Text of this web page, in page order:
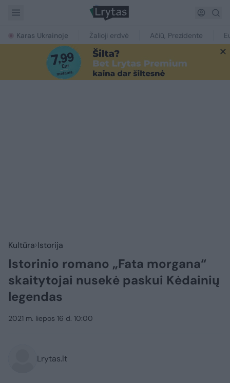
Karas Ukrainoje Žalioji erdvė Ačiū, Prezidente
Kultūra Istorija
Istorinio romano „Fata morgana“
skaitytojai nusekė paskui Kėdainių
legendas
2021 m. liepos 16 d. 10:00
Lrytas.lt